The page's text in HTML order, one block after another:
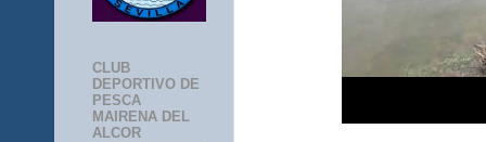
CLUB
DEPORTIVO DE
PESCA
MAIRENA DEL
ALCOR